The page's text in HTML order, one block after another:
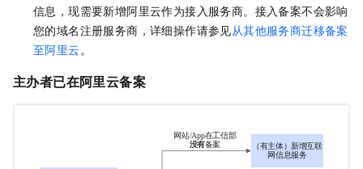
信息，现需要新增阿里云作为接入服务商。接入备案不会影响
您的域名注册服务商 ，详细操作请参见从其他服务商迁移备案
至阿里云 。
主办者已在阿里云备案